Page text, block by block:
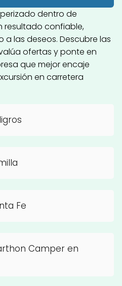
dentro de
resultado confiable,
las deseos. Descubre las
ofertas y ponte en
que mejor encaje
en carretera
Fe
Camper en